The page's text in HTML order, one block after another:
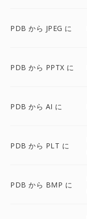
PDB から JPEG に
PDB から PPTX に
PDB から AI に
PDB から PLT に
PDB から BMP に